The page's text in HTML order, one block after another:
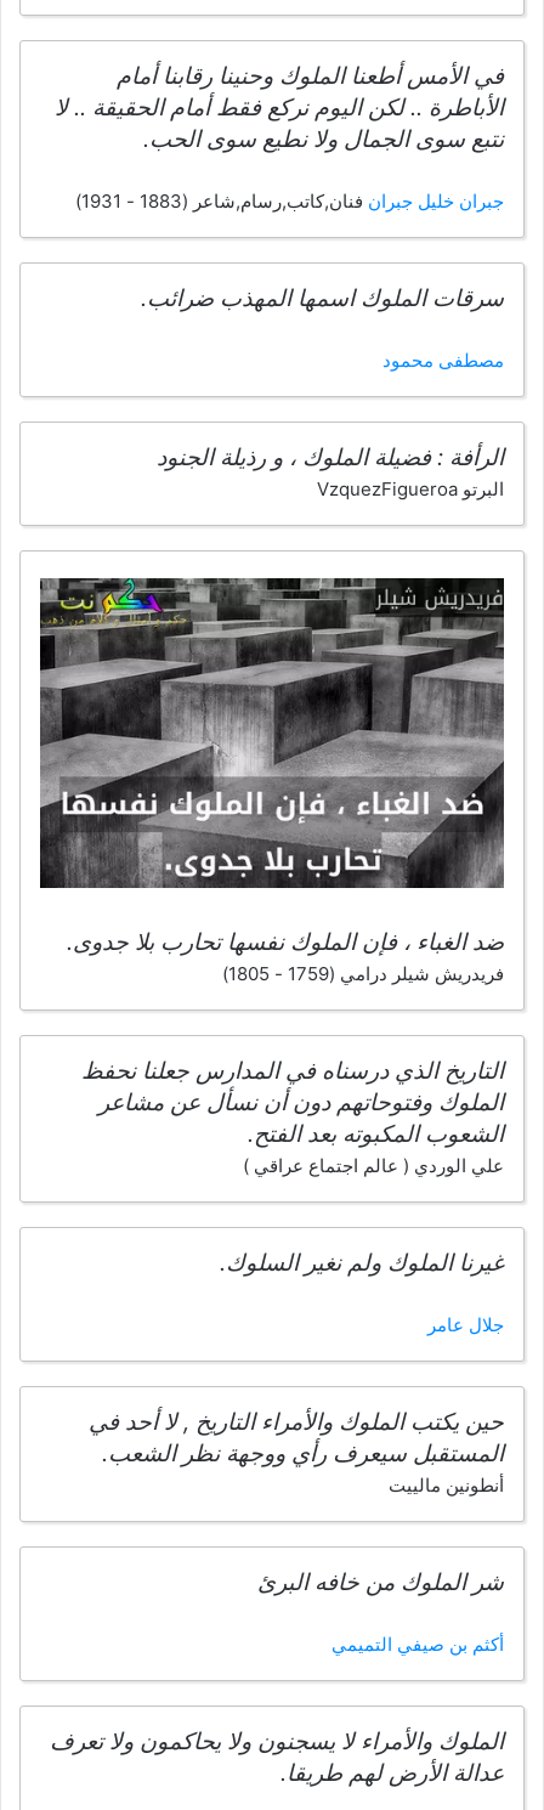
في الأمس أطعنا الملوك وحنينا رقابنا أمام
الأباطرة .. لكن اليوم نركع فقط أمام الحقيقة .. لا
نتبع سوى الجمال ولا نطيع سوى الحب.
جبران خليل جبران فنان,كاتب,رسام,شاعر (1883 - 1931)
سرقات الملوك اسمها المهذب ضرائب.
مصطفى محمود
الرأفة : فضيلة الملوك ، و رذيلة الجنود
البرتو VzquezFigueroa
ضد الغباء ، فإن الملوك نفسها تحارب بلا جدوى.
فريدريش شيلر درامي (1759 - 1805)
التاريخ الذي درسناه في المدارس جعلنا نحفظ
الملوك وفتوحاتهم دون أن نسأل عن مشاعر
الشعوب المكبوته بعد الفتح.
علي الوردي ( عالم اجتماع عراقي )
غيرنا الملوك ولم نغير السلوك.
جلال عامر
حين يكتب الملوك والأمراء التاريخ , لا أحد في
المستقبل سيعرف رأي ووجهة نظر الشعب.
أنطونين مالييت
شر الملوك من خافه البرئ
أكثم بن صيفي التميمي
الملوك والأمراء لا يسجنون ولا يحاكمون ولا تعرف
عدالة الأرض لهم طريقا.